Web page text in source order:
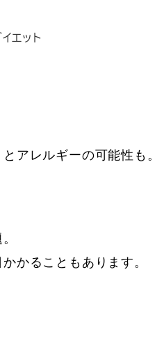
エット
アレルギーの可能性も。
かることもあります。